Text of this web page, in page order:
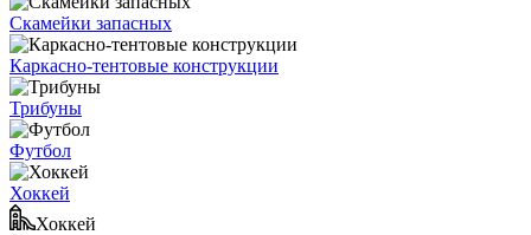
Скамейки запасных
Каркасно-тентовые конструкции
Трибуны
Футбол
Хоккей
Хоккей